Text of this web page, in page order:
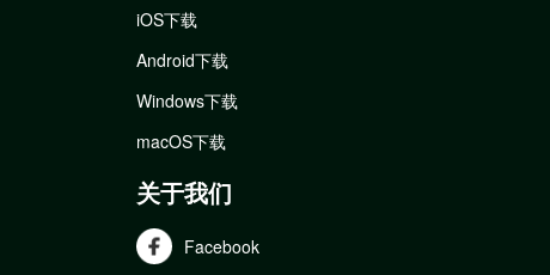
iOS下载
Android下载
Windows下载
macOS下载
关于我们
Facebook